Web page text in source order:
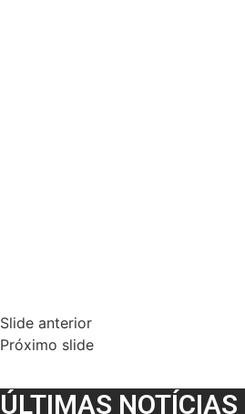
Slide anterior
Próximo slide
ÚLTIMAS NOTÍCIAS